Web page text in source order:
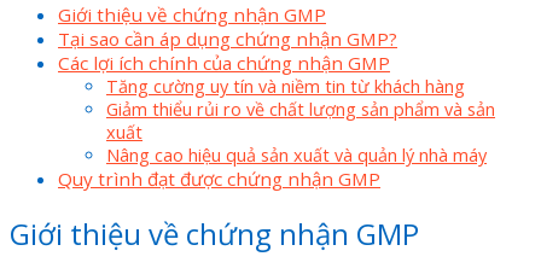
Giới thiệu về chứng nhận GMP
Tại sao cần áp dụng chứng nhận GMP?
Các lợi ích chính của chứng nhận GMP
Tăng cường uy tín và niềm tin từ khách hàng
Giảm thiểu rủi ro về chất lượng sản phẩm và sản
xuất
Nâng cao hiệu quả sản xuất và quản lý nhà máy
Quy trình đạt được chứng nhận GMP
Giới thiệu về chứng nhận GMP